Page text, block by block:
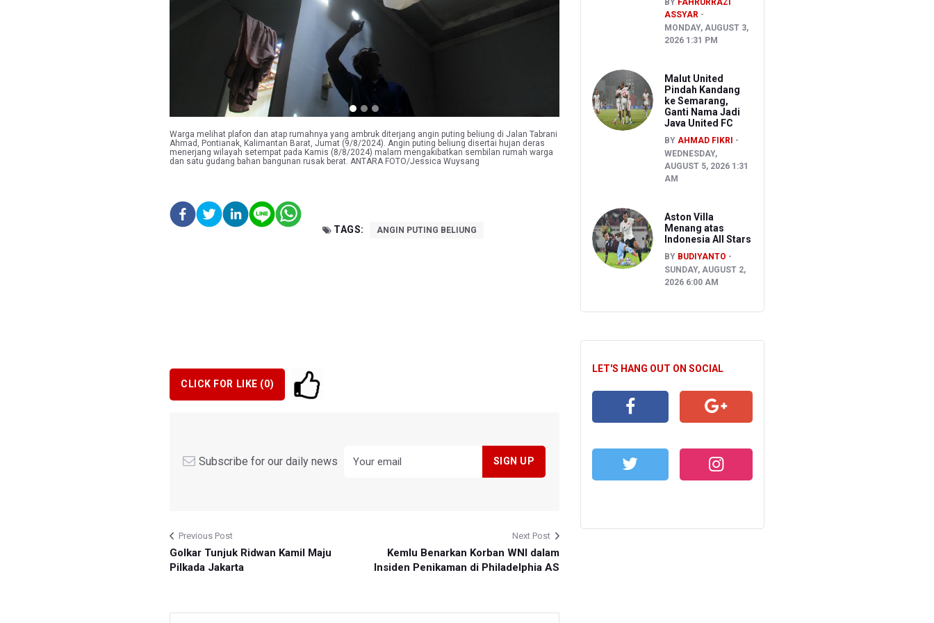
Warga melihat plafon dan atap rumahnya yang ambruk diterjang angin puting beliung di Jalan Tabrani
Ahmad, Pontianak, Kalimantan Barat, Jumat (9/8/2024). Angin puting beliung disertai hujan deras
menerjang wilayah setempat pada Kamis (8/8/2024) malam mengakibatkan sembilan rumah warga
dan satu gudang bahan bangunan rusak berat. ANTARA FOTO/Jessica Wuysang
TAGS: ANGIN PUTING BELIUNG
CLICK FOR LIKE (0)
Subscribe for our daily news
Previous Post
Golkar Tunjuk Ridwan Kamil Maju
Pilkada Jakarta
Next Post
Kemlu Benarkan Korban WNI dalam
Insiden Penikaman di Philadelphia AS
ASSYAR
MONDAY, AUGUST 3,
2026 1:31 PM
Malut United
Pindah Kandang
ke Semarang,
Ganti Nama Jadi
Java United FC
BY AHMAD FIKRI
WEDNESDAY,
AUGUST 5, 2026 1:31
AM
Aston Villa
Menang atas
Indonesia All Stars
BY BUDIYANTO
SUNDAY, AUGUST 2,
2026 6:00 AM
LET'S HANG OUT ON SOCIAL